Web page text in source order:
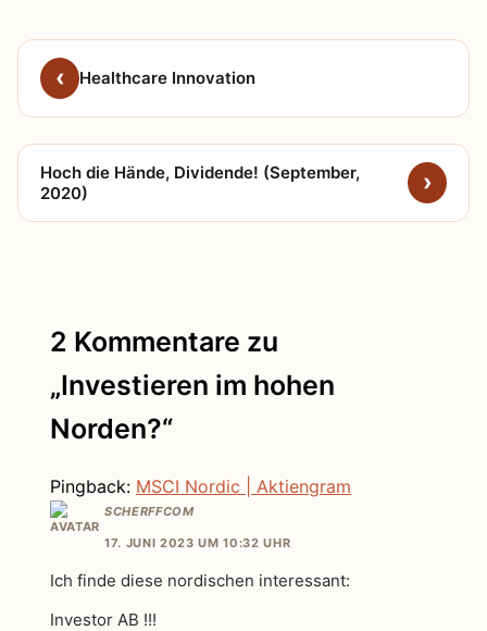
Healthcare Innovation
Hoch die Hände, Dividende! (September,
2020)
2 Kommentare zu
„Investieren im hohen
Norden?“
Pingback: MSCI Nordic | Aktiengram
SCHERFFCOM
17. JUNI 2023 UM 10:32 UHR
Ich finde diese nordischen interessant:
Investor AB !!!